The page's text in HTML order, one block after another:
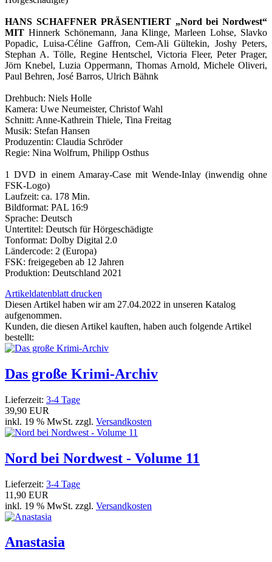
HANS SCHAFFNER PRÄSENTIERT „Nord bei Nordwest“
MIT Hinnerk Schönemann, Jana Klinge, Marleen Lohse, Slavko
Popadic, Luisa-Céline Gaffron, Cem-Ali Gültekin, Joshy Peters,
Stephan A. Tölle, Regine Hentschel, Victoria Fleer, Peter Prager,
Jörn Knebel, Luzia Oppermann, Thomas Arnold, Michele Oliveri,
Paul Behren, José Barros, Ulrich Bähnk
Drehbuch: Niels Holle
Kamera: Uwe Neumeister, Christof Wahl
Schnitt: Anne-Kathrein Thiele, Tina Freitag
Musik: Stefan Hansen
Produzentin: Claudia Schröder
Regie: Nina Wolfrum, Philipp Osthus
1 DVD in einem Amaray-Case mit Wende-Inlay (inwendig ohne
FSK-Logo)
Laufzeit: ca. 178 Min.
Bildformat: PAL 16:9
Sprache: Deutsch
Untertitel: Deutsch für Hörgeschädigte
Tonformat: Dolby Digital 2.0
Ländercode: 2 (Europa)
FSK: freigegeben ab 12 Jahren
Produktion: Deutschland 2021
Artikeldatenblatt drucken
Diesen Artikel haben wir am 27.04.2022 in unseren Katalog
aufgenommen.
Kunden, die diesen Artikel kauften, haben auch folgende Artikel
bestellt:
Das große Krimi-Archiv
Lieferzeit: 3-4 Tage
39,90 EUR
inkl. 19 % MwSt. zzgl. Versandkosten
Nord bei Nordwest - Volume 11
Lieferzeit: 3-4 Tage
11,90 EUR
inkl. 19 % MwSt. zzgl. Versandkosten
Anastasia